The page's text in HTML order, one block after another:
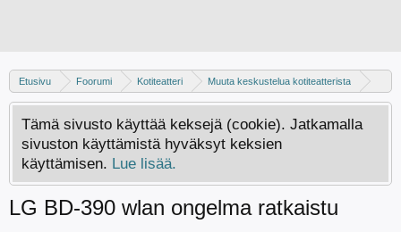
Etusivu Foorumi Kotiteatteri
Muuta keskustelua kotiteatterista
DVD-soittimet
Tämä sivusto käyttää keksejä (cookie). Jatkamalla
sivuston käyttämistä hyväksyt keksien
käyttämisen. Lue lisää.
LG BD-390 wlan ongelma ratkaistu